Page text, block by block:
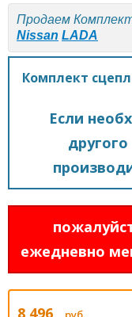
Продаем
Nissan LADA
Комплект
Если
ежедневно
8 496